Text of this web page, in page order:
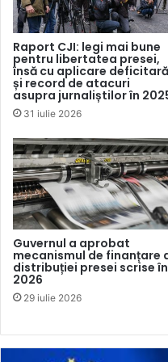
editorial”.
La întâlnirea cu
octombrie, Robin Lingg
întotdeauna libertatea
acestuia cu grupul
Libertatea.ro.
Cătălin Țepelin a lucrat
iar în calitate de radactor-
Centrul pentru Jurnalism
au exprimat solidaritatea
publicațiilor Gazeta
sesizat public faptul că
făcut presiuni
Raport CJI: legi mai bune
pentru libertatea presei,
însă cu aplicare deficitară
și record de atacuri
asupra jurnaliștilor în
31 iulie 2026
Guvernul a aprobat
mecanismul de finanțare
distribuției presei scrise în
2026
29 iulie 2026